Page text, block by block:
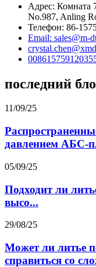
Адрес: Комната
No.987, Anling
Телефон: 86-
Email: sales@m-
последний
11/09/25
давлением АБС-
05/09/25
Подходит ли
высо...
29/08/25
Может ли литье
справиться со